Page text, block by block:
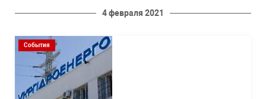
4 февраля 2021
События